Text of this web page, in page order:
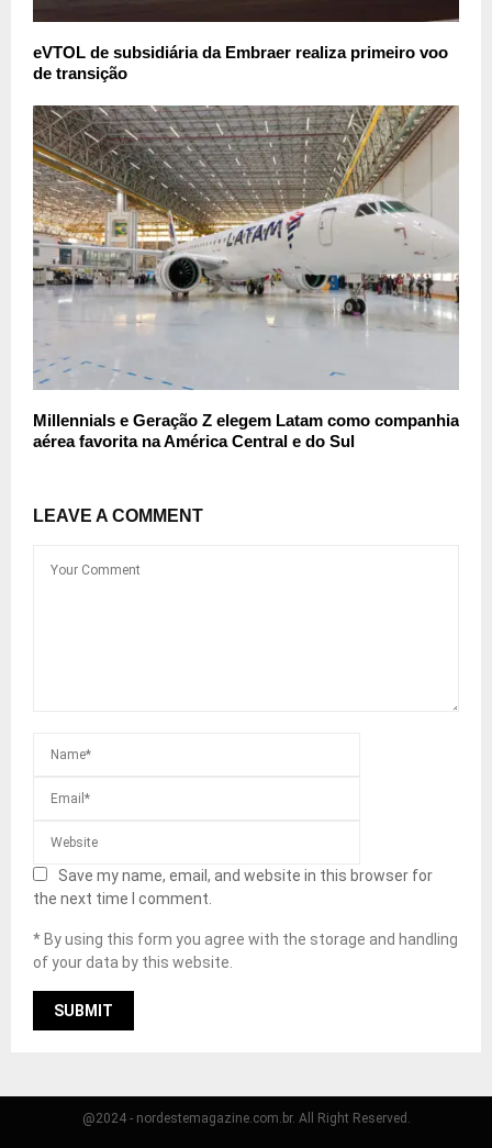
eVTOL de subsidiária da Embraer realiza primeiro voo
de transição
Millennials e Geração Z elegem Latam como companhia
aérea favorita na América Central e do Sul
LEAVE A COMMENT
Save my name, email, and website in this browser for
the next time I comment.
* By using this form you agree with the storage and handling
of your data by this website.
@2024 - nordestemagazine.com.br. All Right Reserved.